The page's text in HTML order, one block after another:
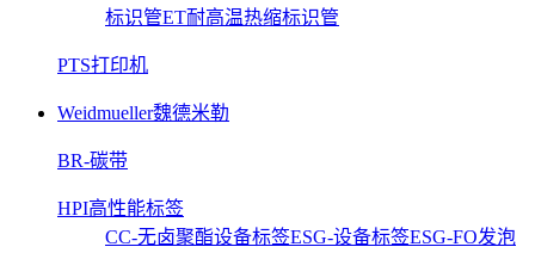
标识管ET耐高温热缩标识管
PTS打印机
Weidmueller魏德米勒
BR-碳带
HPI高性能标签
CC-无卤聚酯设备标签ESG-设备标签ESG-FO发泡